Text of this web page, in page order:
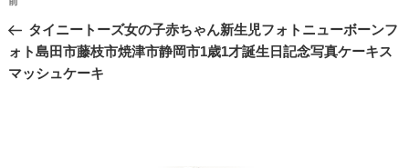
稿
ナ
ビ
過
去
の
投
タイニートーズ女の子赤ちゃん新生児フォトニューボーンフ
ォト島田市藤枝市焼津市静岡市1歳1才誕生日記念写真ケーキス
マッシュケーキ